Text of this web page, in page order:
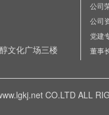
文化广场三楼
公司
公司
党建
董事
CO.LTD ALL